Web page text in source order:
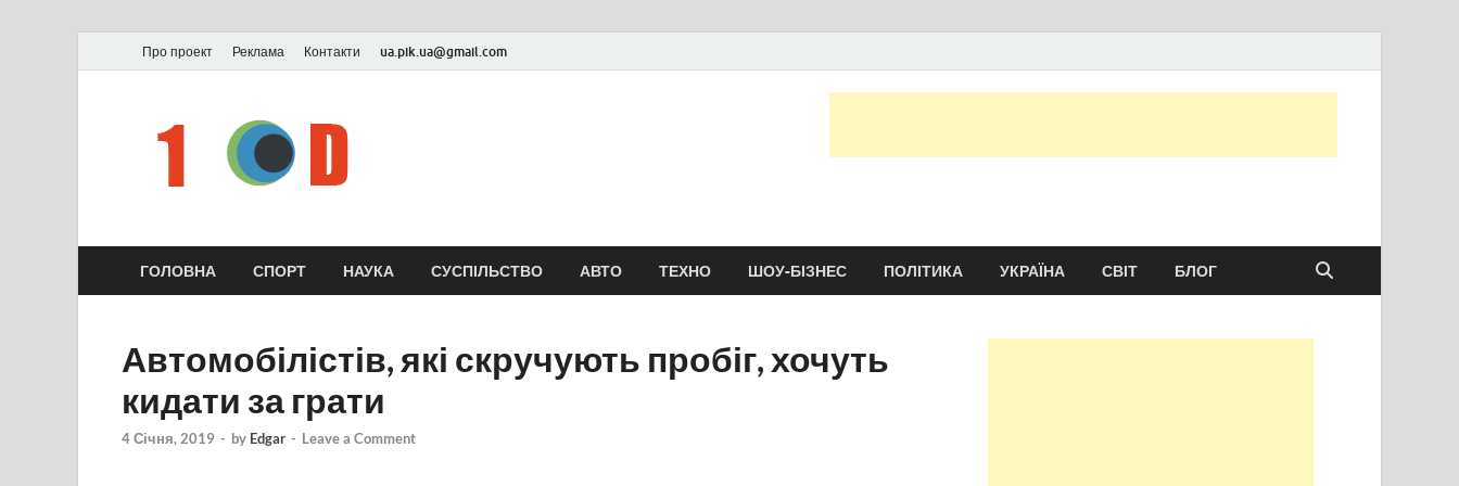
Про проект Реклама Контакти ua.pik.ua@gmail.com
Новини України та світу сьогодні
ГОЛОВНА СПОРТ НАУКА СУСПІЛЬСТВО АВТО ТЕХНО ШОУ-БІЗНЕС ПОЛІТИКА УКРАЇНА СВІТ БЛОГ
Автомобілістів, які скручують пробіг, хочуть
кидати за грати
4 Січня, 2019 - by Edgar - Leave a Comment